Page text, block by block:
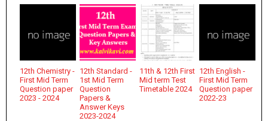
12th Chemistry -
First Mid Term
Question paper
2023 - 2024
12th Standard -
1st Mid Term
Question
Papers &
Answer Keys
2023-2024
11th & 12th First
Mid term Test
Timetable 2024
12th English -
First Mid Term
Question paper
2022-23